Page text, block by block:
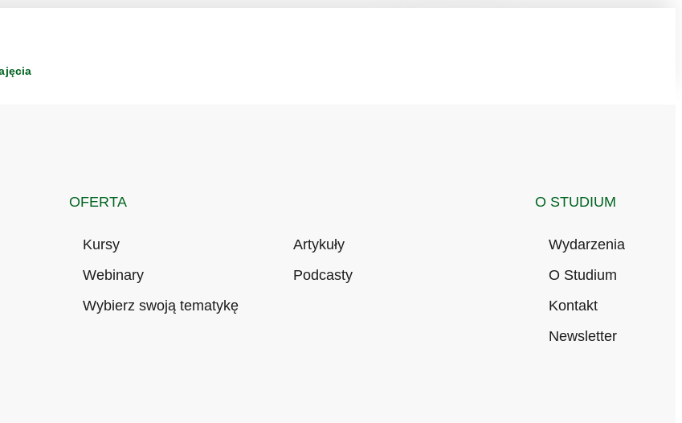
OFERTA
Kursy
Webinary
Artykuły
Podcasty
Wybierz swoją tematykę
O STUDIUM
Wydarzenia
O Studium
Kontakt
Newsletter